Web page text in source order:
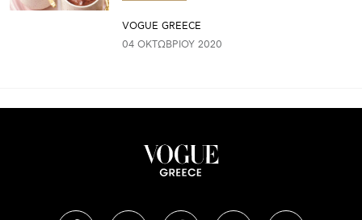
VOGUE GREECE
04 ΟΚΤΩΒΡΊΟΥ 2020